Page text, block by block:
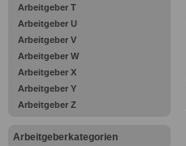
Arbeitgeber T
Arbeitgeber U
Arbeitgeber V
Arbeitgeber W
Arbeitgeber X
Arbeitgeber Y
Arbeitgeber Z
Arbeitgeberkategorien